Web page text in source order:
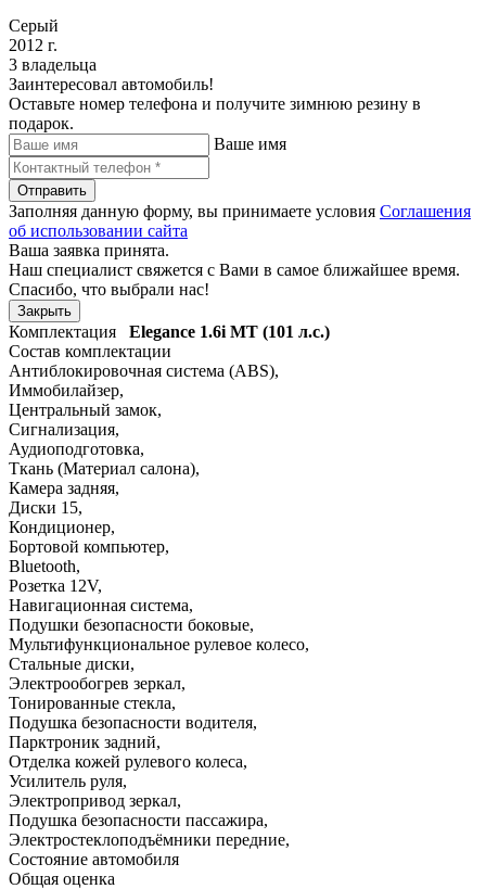
Серый
2012 г.
3 владельца
Заинтересовал автомобиль!
Оставьте номер телефона и получите зимнюю резину в
подарок.
Ваше имя
Отправить
Заполняя данную форму, вы принимаете условия Соглашения
об использовании сайта
Ваша заявка принята.
Наш специалист свяжется с Вами в самое ближайшее время.
Спасибо, что выбрали нас!
Закрыть
Комплектация Elegance 1.6i MT (101 л.с.)
Состав комплектации
Антиблокировочная система (ABS),
Иммобилайзер,
Центральный замок,
Сигнализация,
Аудиоподготовка,
Ткань (Материал салона),
Камера задняя,
Диски 15,
Кондиционер,
Бортовой компьютер,
Bluetooth,
Розетка 12V,
Навигационная система,
Подушки безопасности боковые,
Мультифункциональное рулевое колесо,
Стальные диски,
Электрообогрев зеркал,
Тонированные стекла,
Подушка безопасности водителя,
Парктроник задний,
Отделка кожей рулевого колеса,
Усилитель руля,
Электропривод зеркал,
Подушка безопасности пассажира,
Электростеклоподъёмники передние,
Состояние автомобиля
Общая оценка